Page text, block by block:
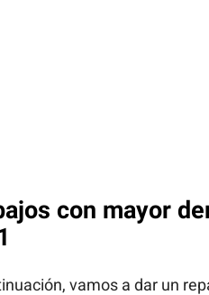
con mayor
vamos a dar un